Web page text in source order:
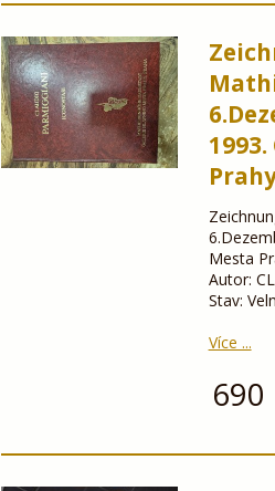
Mesta
Autor:
Stav:
Více ...
690